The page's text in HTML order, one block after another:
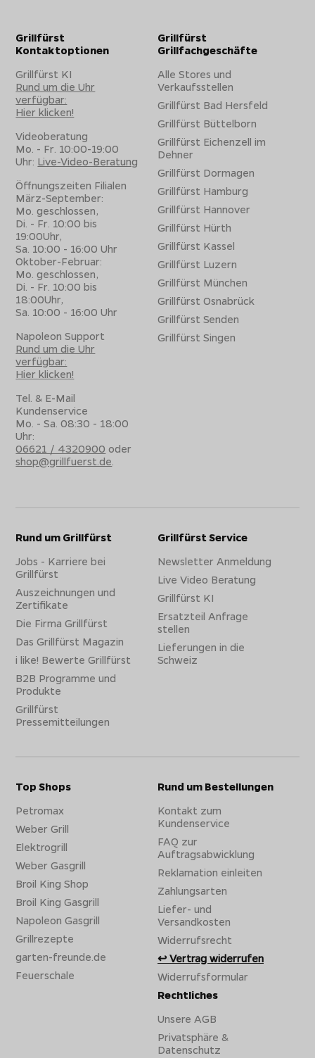
Grillfürst
Kontaktoptionen
Grillfürst KI
Rund um die Uhr
verfügbar:
Hier klicken!
Videoberatung
Mo. - Fr. 10:00-19:00
Uhr: Live-Video-Beratung
Öffnungszeiten Filialen
März-September:
Mo. geschlossen,
Di. - Fr. 10:00 bis
19:00Uhr,
Sa. 10:00 - 16:00 Uhr
Oktober-Februar:
Mo. geschlossen,
Di. - Fr. 10:00 bis
18:00Uhr,
Sa. 10:00 - 16:00 Uhr
Napoleon Support
Rund um die Uhr
verfügbar:
Hier klicken!
Tel. & E-Mail
Kundenservice
Mo. - Sa. 08:30 - 18:00
Uhr:
06621 / 4320900 oder
shop@grillfuerst.de.
Grillfürst
Grillfachgeschäfte
Alle Stores und
Verkaufsstellen
Grillfürst Bad Hersfeld
Grillfürst Büttelborn
Grillfürst Eichenzell im
Dehner
Grillfürst Dormagen
Grillfürst Hamburg
Grillfürst Hannover
Grillfürst Hürth
Grillfürst Kassel
Grillfürst Luzern
Grillfürst München
Grillfürst Osnabrück
Grillfürst Senden
Grillfürst Singen
Rund um Grillfürst
Jobs - Karriere bei
Grillfürst
Auszeichnungen und
Zertifikate
Die Firma Grillfürst
Das Grillfürst Magazin
i like! Bewerte Grillfürst
B2B Programme und
Produkte
Grillfürst
Pressemitteilungen
Grillfürst Service
Newsletter Anmeldung
Live Video Beratung
Grillfürst KI
Ersatzteil Anfrage
stellen
Lieferungen in die
Schweiz
Top Shops
Petromax
Weber Grill
Elektrogrill
Weber Gasgrill
Broil King Shop
Broil King Gasgrill
Napoleon Gasgrill
Grillrezepte
garten-freunde.de
Feuerschale
Rund um Bestellungen
Kontakt zum
Kundenservice
FAQ zur
Auftragsabwicklung
Reklamation einleiten
Zahlungsarten
Liefer- und
Versandkosten
Widerrufsrecht
Vertrag widerrufen
Widerrufsformular
Rechtliches
Unsere AGB
Privatsphäre &
Datenschutz